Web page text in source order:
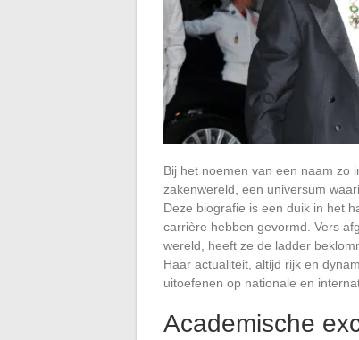
Bij het noemen van een naam zo
zakenwereld, een universum
Deze biografie is een duik in het
carrière hebben gevormd. Vers
wereld, heeft ze de ladder
Haar actualiteit, altijd rijk en
uitoefenen op nationale en
Academische